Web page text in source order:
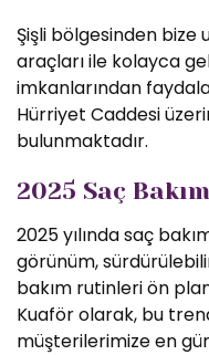
Şişli bölgesinden bize
araçları ile kolayca
imkanlarından
Hürriyet Caddesi
bulunmaktadır.
2025 Saç
2025 yılında saç
görünüm,
bakım rutinleri ön
Kuaför olarak, bu
müşterilerimize en